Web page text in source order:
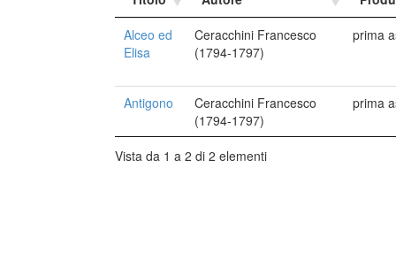
Alceo ed
Elisa
Ceracchini Francesco
(1794-1797)
prima
Antigono
Ceracchini Francesco
(1794-1797)
prima
Vista da 1 a 2 di 2 elementi